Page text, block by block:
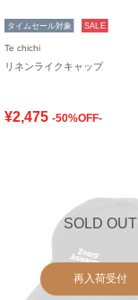
タイムセール対象 SALE
Te chichi
リネンライクキャップ
¥2,475 -50%OFF-
SOLD OUT
再入荷受付